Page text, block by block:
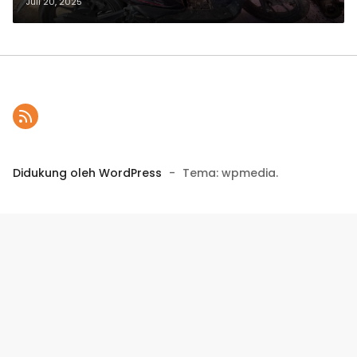
Didukung oleh WordPress - Tema: wpmedia.